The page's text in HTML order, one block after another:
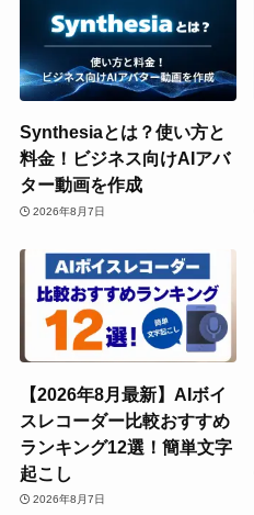
Synthesiaとは？使い方と
料金！ビジネス向けAIアバ
ター動画を作成
2026年8月7日
【2026年8月最新】AIボイ
スレコーダー比較おすすめ
ランキング12選！簡単文字
起こし
2026年8月7日